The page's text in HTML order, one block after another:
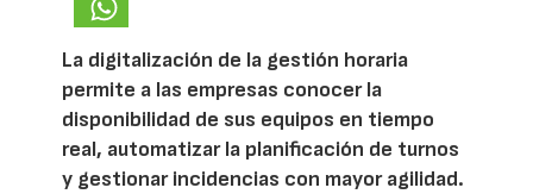
La digitalización de la gestión horaria
permite a las empresas conocer la
disponibilidad de sus equipos en tiempo
real, automatizar la planificación de turnos
y gestionar incidencias con mayor agilidad.